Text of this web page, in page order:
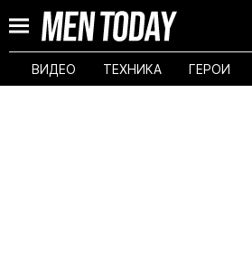
ВИДЕО ТЕХНИКА ГЕРОИ